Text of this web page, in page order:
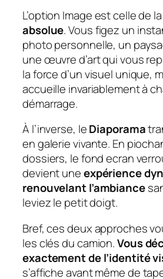
L’option Image est celle de la
absolue. Vous figez un
photo personnelle, un
une œuvre d’art qui vous
la force d’un visuel unique,
accueille invariablement à
démarrage.
À l’inverse, leDiaporama
en galerie vivante. En
dossiers, le fond ecran
devient uneexpérience
renouvelant l’ambiance
leviez le petit doigt.
Bref, ces deux approches
les clés du camion.Vous
exactement de l’identité
s’affiche avant même de